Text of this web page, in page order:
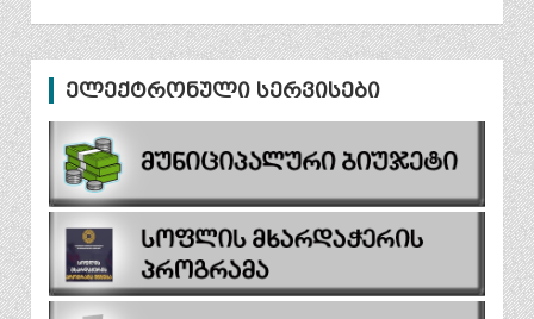
ელექტრონული სერვისები